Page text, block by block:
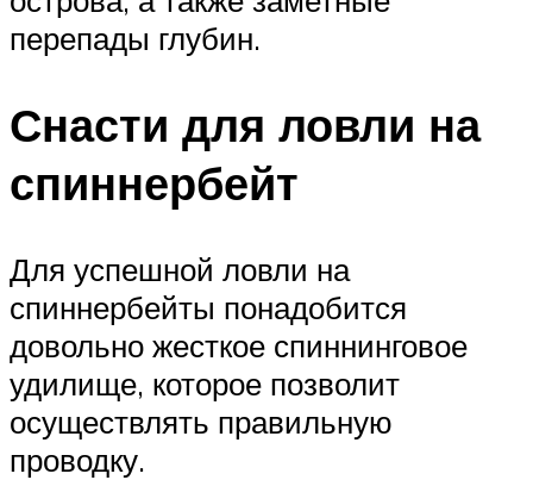
перепады глубин.
Снасти для ловли на
спиннербейт
Для успешной ловли на
спиннербейты понадобится
довольно жесткое спиннинговое
удилище, которое позволит
осуществлять правильную
проводку.